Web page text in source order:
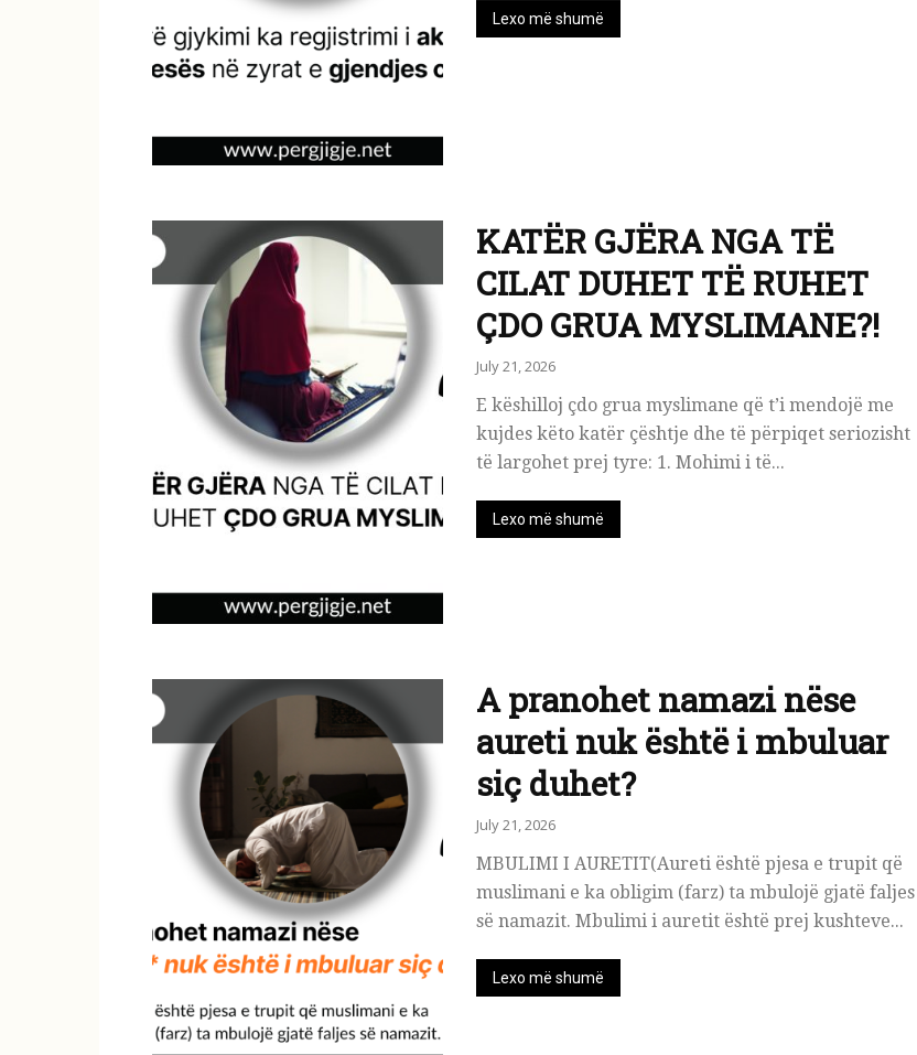
Lexo më shumë
KATËR GJËRA NGA TË
CILAT DUHET TË RUHET
ÇDO GRUA MYSLIMANE?!
July 21, 2026
E këshilloj çdo grua myslimane që t’i mendojë me
kujdes këto katër çështje dhe të përpiqet seriozisht
të largohet prej tyre: 1. Mohimi i të...
Lexo më shumë
A pranohet namazi nëse
aureti nuk është i mbuluar
siç duhet?
July 21, 2026
MBULIMI I AURETIT(Aureti është pjesa e trupit që
muslimani e ka obligim (farz) ta mbulojë gjatë faljes
së namazit. Mbulimi i auretit është prej kushteve...
Lexo më shumë